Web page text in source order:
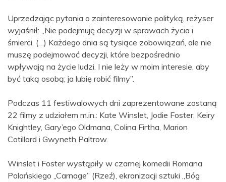
Uprzedzając pytania o zainteresowanie polityką, reżyser
wyjaśnił: „Nie podejmuję decyzji w sprawach życia i
śmierci. (…) Każdego dnia są tysiące zobowiązań, ale nie
muszę podejmować decyzji, które bezpośrednio
wpływają na życie ludzi. I nie leży w moim interesie, aby
być taką osobą; ja lubię robić filmy”.
Podczas 11 festiwalowych dni zaprezentowane zostaną
22 filmy z udziałem m.in.: Kate Winslet, Jodie Foster, Keiry
Knightley, Gary’ego Oldmana, Colina Firtha, Marion
Cotillard i Gwyneth Paltrow.
Winslet i Foster wystąpiły w czarnej komedii Romana
Polańskiego „Carnage” (Rzeź), ekranizacji sztuki „Bóg